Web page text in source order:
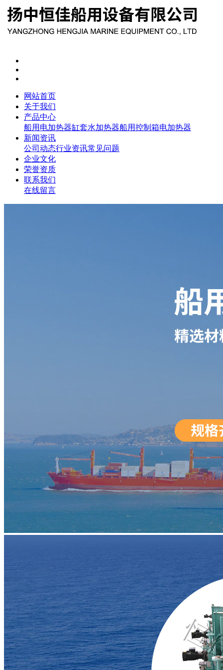
网站首页
关于我们
产品中心
船用电加热器缸套水加热器船用控制箱电加热器
新闻资讯
公司动态行业资讯常见问题
企业文化
荣誉资质
联系我们
在线留言